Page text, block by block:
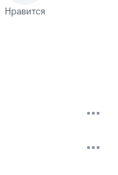
Нравится